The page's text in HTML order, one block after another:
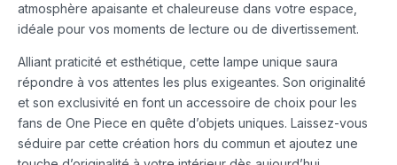
atmosphère apaisante et chaleureuse dans votre espace,
idéale pour vos moments de lecture ou de divertissement.
Alliant praticité et esthétique, cette lampe unique saura
répondre à vos attentes les plus exigeantes. Son originalité
et son exclusivité en font un accessoire de choix pour les
fans de One Piece en quête d’objets uniques. Laissez-vous
séduire par cette création hors du commun et ajoutez une